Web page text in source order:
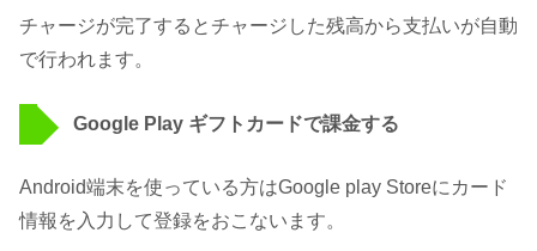
チャージが完了するとチャージした残高から支払いが自動
で行われます。
Google Play ギフトカードで課金する
Android端末を使っている方はGoogle play Storeにカード
情報を入力して登録をおこないます。